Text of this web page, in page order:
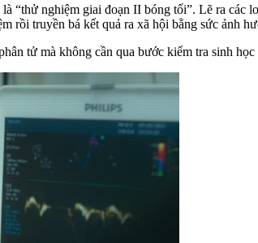
“thử nghiệm giai đoạn II bóng tối”. Lẽ ra các
rồi truyền bá kết quả ra xã hội bằng sức ảnh
tử mà không cần qua bước kiểm tra sinh học